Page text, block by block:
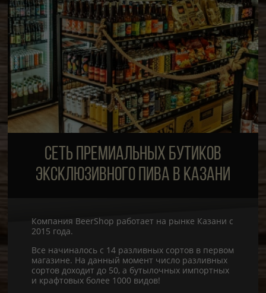
СЕТЬ ПРЕМИАЛЬНЫХ БУТИКОВ
ЭКСКЛЮЗИВНОГО ПИВА В КАЗАНИ
Компания BeerShop работает на рынке Казани с
2015 года.
Все начиналось с 14 разливных сортов в первом
магазине. На данный момент число разливных
сортов доходит до 50, а бутылочных импортных
и крафтовых более 1000 видов!